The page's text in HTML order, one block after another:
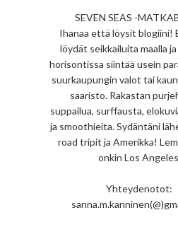
SEVEN SEAS -
Ihanaa että löysit blogiini!
löydät seikkailuita maalla
horisontissa siintää usein
suurkaupungin valot tai
saaristo. Rakastan
suppailua, surffausta,
ja smoothieita. Sydäntäni
road tripit ja Amerikka!
onkin Los
Yhteydenotot: